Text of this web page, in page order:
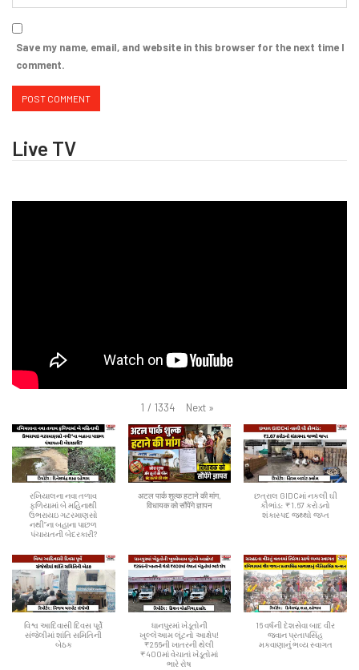
Save my name, email, and website in this browser for the next time I
comment.
Live TV
1 / 1334 Next »
રખિયાલના નવા તળાવ
ફળિયામાં બે મહિનાથી
ઉભરાયઇ ગટરમાણસો
નથી”ના બહાના પાછળ
પંચાયતની બેદરકારી?
अटल पार्क शुल्क हटाने की मांग,
विधायक को सौंपेंगे ज्ञापन
છત્રાલ GIDCમાં નકલી ઘી
કૌભાંડ: ₹1.67 કરોડનો
શંકાસ્પદ જથ્થો જપ્ત
વિશ્વ આદિવાસી દિવસ પૂર્વે
સંજેલીમાં શાંતિ સમિતિની
બેઠક
ધાનપુરમાં ખેડૂતોની
ખુલ્લેઆમ લૂંટનો આક્ષેપ!
₹266ની ખાતરની થેલી
₹400માં વેચાતાં ખેડૂતોમાં
ભારે રોષ
16 વર્ષની દેશસેવા બાદ વીર
જવાન પ્રતાપસિંહ
મકવાણાનું ભવ્ય સ્વાગત